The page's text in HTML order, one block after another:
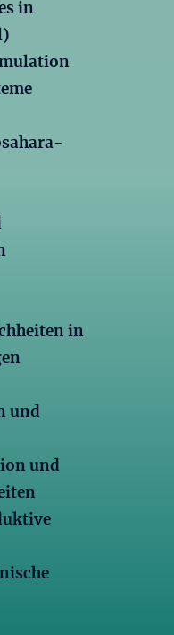
in
in
und
und